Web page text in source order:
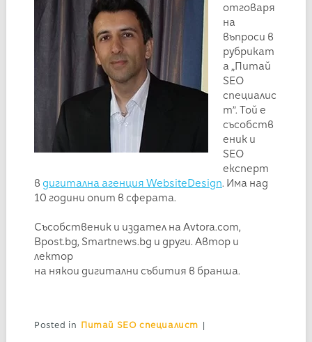
отговаря
на
въпроси в
рубрикат
а „Питай
SEO
специалис
т”. Той е
съсобств
еник и
SEO
експерт
в дигитална агенция WebsiteDesign. Има над
10 години опит в сферата.
Съсобственик и издател на Avtora.com,
Bpost.bg, Smartnews.bg и други. Автор и
лектор
на някои дигитални събития в бранша.
Posted in Питай SEO специалист |